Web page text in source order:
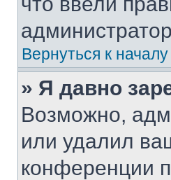
Вернуться к началу
» Я давно
Возможно,
или удалил
конференции